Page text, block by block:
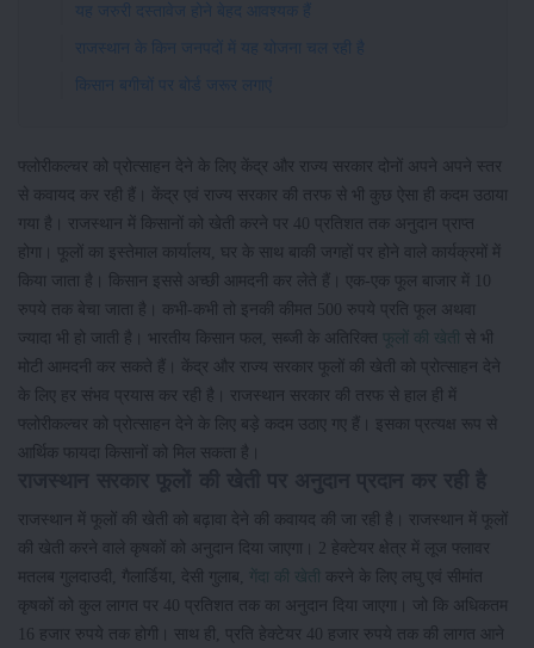
यह जरुरी दस्तावेज होने बेहद आवश्यक हैं
राजस्थान के किन जनपदों में यह योजना चल रही है
किसान बगीचों पर बोर्ड जरूर लगाएं
फ्लोरीकल्चर को प्रोत्साहन देने के लिए केंद्र और राज्य सरकार दोनों अपने अपने स्तर
से कवायद कर रही हैं। केंद्र एवं राज्य सरकार की तरफ से भी कुछ ऐसा ही कदम उठाया
गया है। राजस्थान में किसानों को खेती करने पर 40 प्रतिशत तक अनुदान प्राप्त
होगा। फूलों का इस्तेमाल कार्यालय, घर के साथ बाकी जगहों पर होने वाले कार्यक्रमों में
किया जाता है। किसान इससे अच्छी आमदनी कर लेते हैं। एक-एक फूल बाजार में 10
रुपये तक बेचा जाता है। कभी-कभी तो इनकी कीमत 500 रुपये प्रति फूल अथवा
ज्यादा भी हो जाती है। भारतीय किसान फल, सब्जी के अतिरिक्त
फूलों की खेती
से भी
मोटी आमदनी कर सकते हैं। केंद्र और राज्य सरकार फूलों की खेती को प्रोत्साहन देने
के लिए हर संभव प्रयास कर रही है। राजस्थान सरकार की तरफ से हाल ही में
फ्लोरीकल्चर को प्रोत्साहन देने के लिए बड़े कदम उठाए गए हैं। इसका प्रत्यक्ष रूप से
आर्थिक फायदा किसानों को मिल सकता है।
राजस्थान में फूलों की खेती को बढ़ावा देने की कवायद की जा रही है। राजस्थान में फूलों
की खेती करने वाले कृषकों को अनुदान दिया जाएगा। 2 हेक्टेयर क्षेत्र में लूज फ्लावर
मतलब गुलदाउदी, गैलार्डिया, देसी गुलाब, गेंदा की खेती
करने के लिए लघु एवं सीमांत
कृषकों को कुल लागत पर 40 प्रतिशत तक का अनुदान दिया जाएगा। जो कि अधिकतम
16 हजार रुपये तक होगी। साथ ही, प्रति हेक्टेयर 40 हजार रुपये तक की लागत आने